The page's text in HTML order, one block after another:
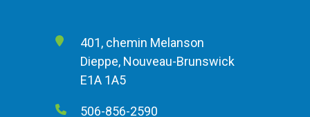
401, chemin Melanson
Dieppe, Nouveau-Brunswick
E1A 1A5
506-856-2590